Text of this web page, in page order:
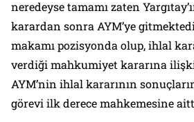
neredeyse tamamı zaten
karardan sonra AYM’ye
makamı pozisyonda olup, ihlal
verdiği mahkumiyet kararına
AYM’nin ihlal kararının
görevi ilk derece mahkemesine